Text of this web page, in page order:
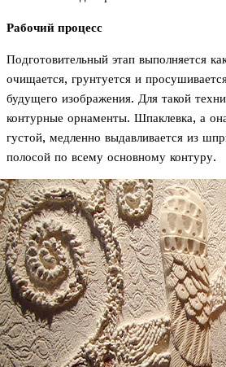
Рабочий процесс
Подготовительный этап выполняется
очищается, грунтуется и
будущего изображения. Для такой
контурные орнаменты. Шпаклевка, а
густой, медленно выдавливается из
полосой по всему основному контуру.